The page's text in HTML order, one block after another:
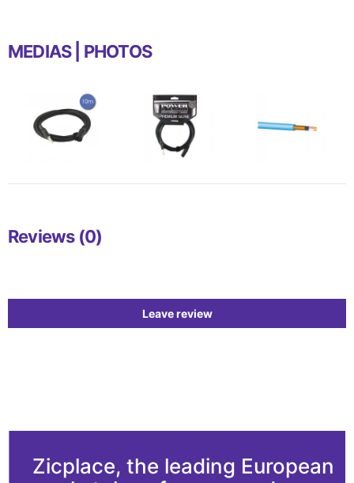
MEDIAS | PHOTOS
Reviews (0)
Leave review
Zicplace, the leading European